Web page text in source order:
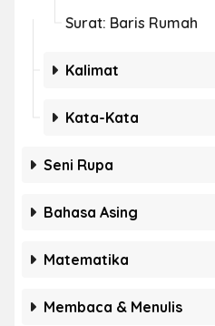
Surat: Baris Rumah
Kalimat
Kata-Kata
Seni Rupa
Bahasa Asing
Matematika
Membaca & Menulis